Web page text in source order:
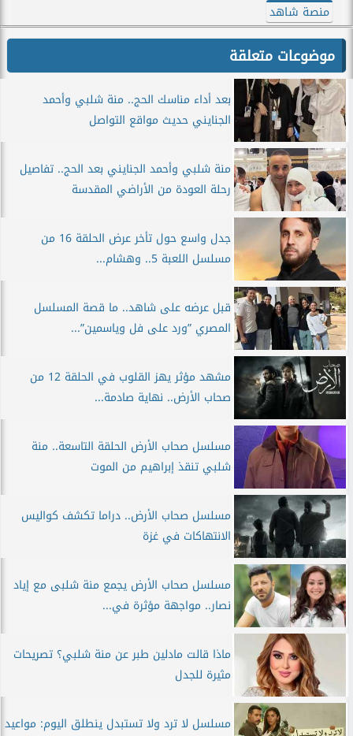
منصة شاهد
موضوعات متعلقة
بعد أداء مناسك الحج.. منة شلبي وأحمد
الجنايني حديث مواقع التواصل
منة شلبي وأحمد الجنايني بعد الحج.. تفاصيل
رحلة العودة من الأراضي المقدسة
جدل واسع حول تأخر عرض الحلقة 16 من
مسلسل اللعبة 5.. وهشام...
قبل عرضه على شاهد.. ما قصة المسلسل
المصري ”ورد على فل وياسمين”...
مشهد مؤثر يهز القلوب في الحلقة 12 من
صحاب الأرض.. نهاية صادمة...
مسلسل صحاب الأرض الحلقة التاسعة.. منة
شلبي تنقذ إبراهيم من الموت
مسلسل صحاب الأرض.. دراما تكشف كواليس
الانتهاكات في غزة
مسلسل صحاب الأرض يجمع منة شلبى مع إياد
نصار.. مواجهة مؤثرة في...
ماذا قالت مادلين طبر عن منة شلبي؟ تصريحات
مثيرة للجدل
مسلسل لا ترد ولا تستبدل ينطلق اليوم: مواعيد